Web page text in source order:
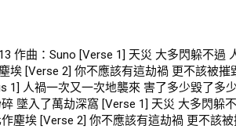
作曲：Suno [Verse 1] 天災 大多閃躲不過
埃 [Verse 2] 你不應該有這劫禍 更不該被
1] 人禍一次又一次地襲來 害了多少毀了多
墜入了萬劫深窩 [Verse 1] 天災 大多閃躲
塵埃 [Verse 2] 你不應該有這劫禍 更不該